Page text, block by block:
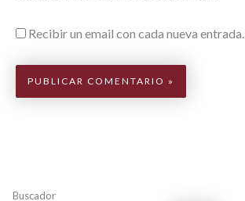
Recibir un email con cada nueva entrada.
Buscador